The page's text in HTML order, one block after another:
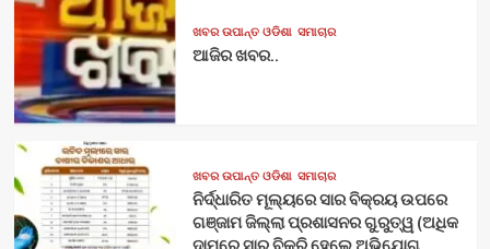
ଖବର ଉପାନ୍ତ ଓଡିଶା ସମାଚାର
ଆଜିର ଖବର..
ଖବର ଉପାନ୍ତ ଓଡିଶା ସମାଚାର
ନିର୍ଦ୍ଧାରିତ ମୂଲ୍ୟରେ ସାର ବିକ୍ରୟ ଉପରେ
ଗଞ୍ଜାମ ଜିଲ୍ଲା ପ୍ରଶାସନର ଗୁରୁତ୍ୱ (ଅଧିକ